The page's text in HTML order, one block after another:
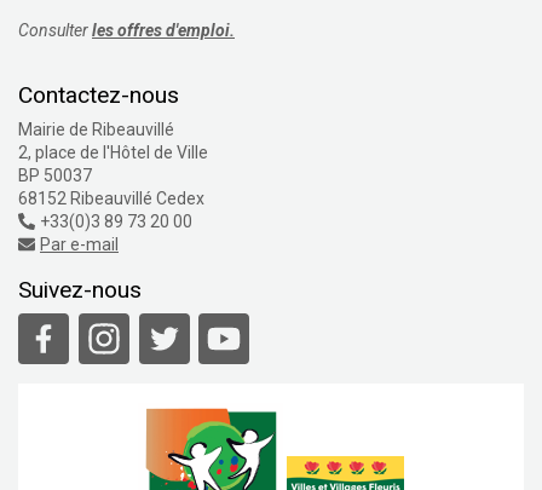
Consulterles offres d'emploi.
Contactez-nous
Mairie de Ribeauvillé
2, place de l'Hôtel de Ville
BP 50037
68152 Ribeauvillé Cedex
+33(0)3 89 73 20 00
Par e-mail
Suivez-nous